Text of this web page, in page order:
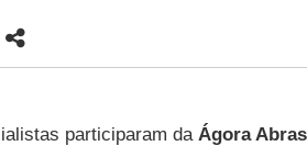
participaram da Ágora